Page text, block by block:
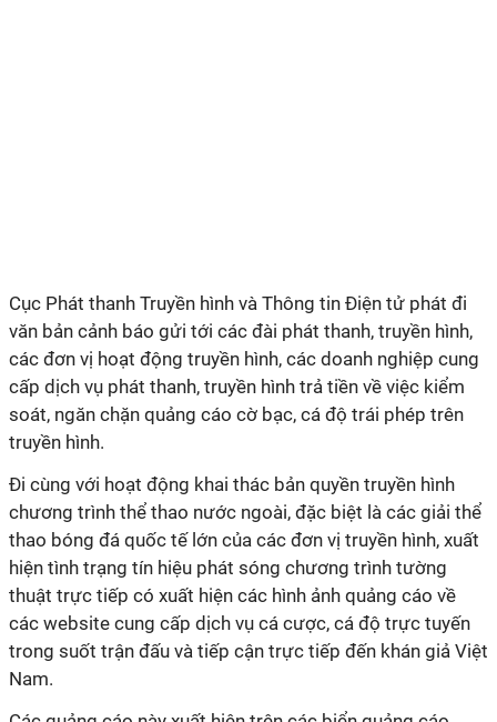
Cục Phát thanh Truyền hình và Thông tin Điện tử phát đi
văn bản cảnh báo gửi tới các đài phát thanh, truyền hình,
các đơn vị hoạt động truyền hình, các doanh nghiệp cung
cấp dịch vụ phát thanh, truyền hình trả tiền về việc kiểm
soát, ngăn chặn quảng cáo cờ bạc, cá độ trái phép trên
truyền hình.
Đi cùng với hoạt động khai thác bản quyền truyền hình
chương trình thể thao nước ngoài, đặc biệt là các giải thể
thao bóng đá quốc tế lớn của các đơn vị truyền hình, xuất
hiện tình trạng tín hiệu phát sóng chương trình tường
thuật trực tiếp có xuất hiện các hình ảnh quảng cáo về
các website cung cấp dịch vụ cá cược, cá độ trực tuyến
trong suốt trận đấu và tiếp cận trực tiếp đến khán giả Việt
Nam.